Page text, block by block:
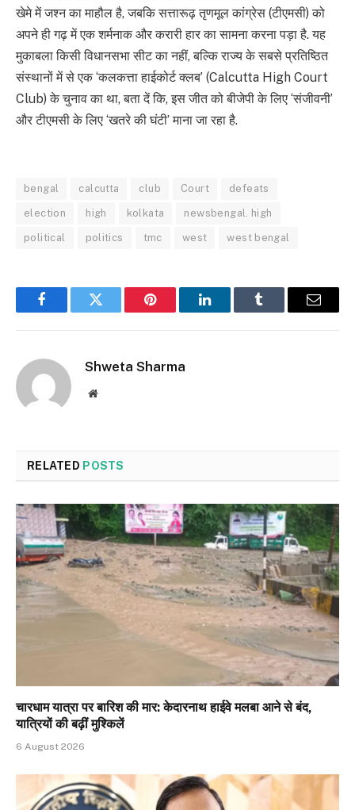
खेमे में जश्न का माहौल है, जबकि सत्तारूढ़ तृणमूल कांग्रेस (टीएमसी) को
अपने ही गढ़ में एक शर्मनाक और करारी हार का सामना करना पड़ा है. यह
मुकाबला किसी विधानसभा सीट का नहीं, बल्कि राज्य के सबसे प्रतिष्ठित
संस्थानों में से एक ‘कलकत्ता हाईकोर्ट क्लब’ (Calcutta High Court
Club) के चुनाव का था, बता दें कि, इस जीत को बीजेपी के लिए ‘संजीवनी’
और टीएमसी के लिए ‘खतरे की घंटी’ माना जा रहा है.
bengal calcutta club Court defeats
election high kolkata newsbengal. high
political politics tmc west west bengal
FacebookTwitter Pinterest LinkedInTumblr Email
Shweta Sharma
Website
RELATED POSTS
चारधाम यात्रा पर बारिश की मार: केदारनाथ हाईवे मलबा आने से बंद,
यात्रियों की बढ़ीं मुश्किलें
6 August 2026